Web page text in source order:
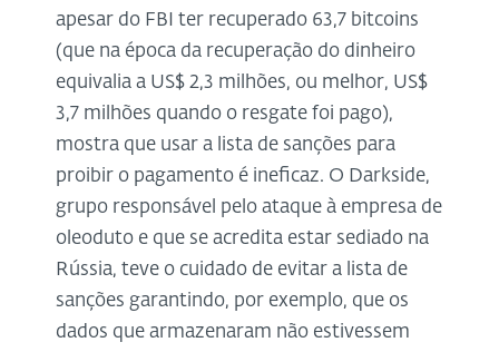
apesar do FBI ter recuperado 63,7 bitcoins
(que na época da recuperação do dinheiro
equivalia a US$ 2,3 milhões, ou melhor, US$
3,7 milhões quando o resgate foi pago),
mostra que usar a lista de sanções para
proibir o pagamento é ineficaz. O Darkside,
grupo responsável pelo ataque à empresa de
oleoduto e que se acredita estar sediado na
Rússia, teve o cuidado de evitar a lista de
sanções garantindo, por exemplo, que os
dados que armazenaram não estivessem